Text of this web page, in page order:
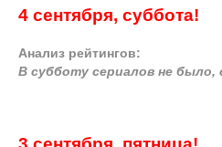
4 сентября, суббота!
Анализ рейтингов:
В субботу сериалов не было,